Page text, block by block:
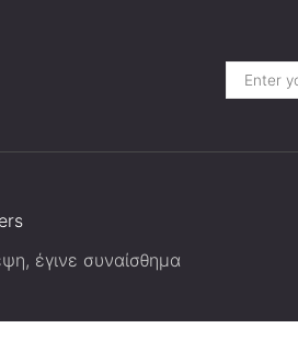
έγινε συναίσθημα